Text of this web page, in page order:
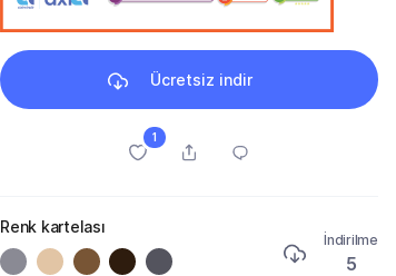
Ücretsiz indir
1
Renk kartelası
İndirilme
5